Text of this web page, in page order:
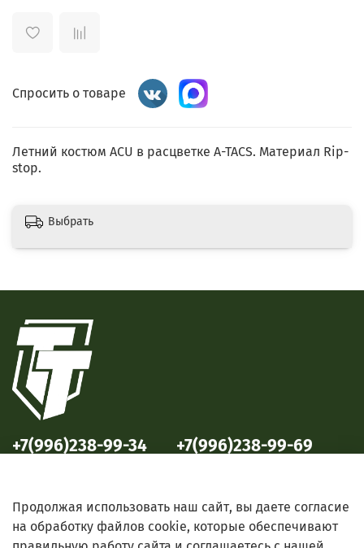
Спросить о товаре
Летний костюм ACU в расцветке A-TACS. Материал Rip-
stop.
Выбрать
+7(996)238-99-34 +7(996)238-99-69
Продолжая использовать наш сайт, вы даете согласие
на обработку файлов cookie, которые обеспечивают